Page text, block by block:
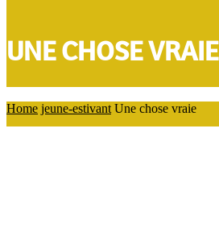
UNE CHOSE VRAIE
Home jeune-estivant Une chose vraie